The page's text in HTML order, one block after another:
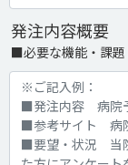
発注内容概要
■必要な機能・課